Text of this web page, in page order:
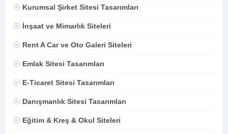
Kurumsal Şirket Sitesi Tasarımları
İnşaat ve Mimarlık Siteleri
Rent A Car ve Oto Galeri Siteleri
Emlak Sitesi Tasarımları
E-Ticaret Sitesi Tasarımları
Danışmanlık Sitesi Tasarımları
Eğitim & Kreş & Okul Siteleri